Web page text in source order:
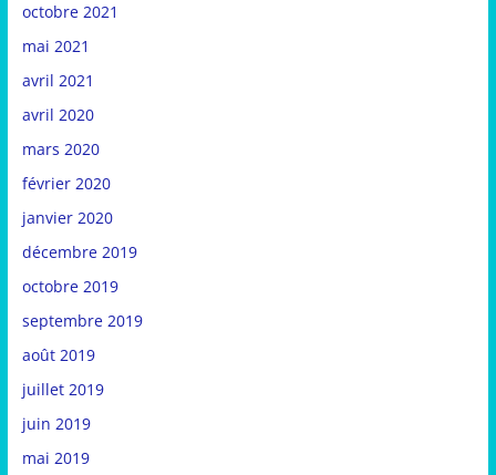
octobre 2021
mai 2021
avril 2021
avril 2020
mars 2020
février 2020
janvier 2020
décembre 2019
octobre 2019
septembre 2019
août 2019
juillet 2019
juin 2019
mai 2019